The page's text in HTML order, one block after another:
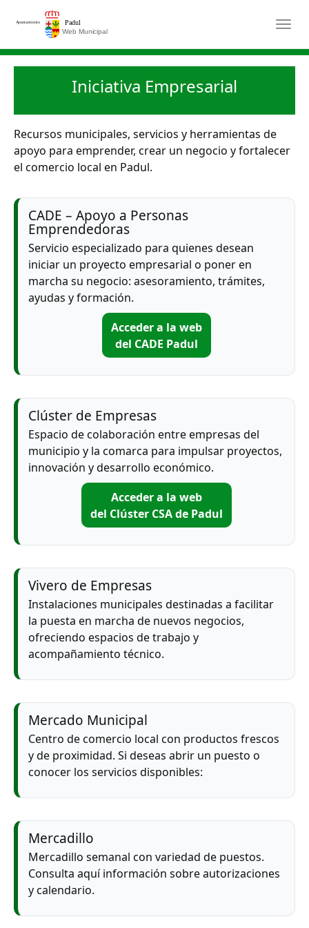
Saltar al contenido principal
Iniciativa Empresarial
Recursos municipales, servicios y herramientas de
apoyo para emprender, crear un negocio y fortalecer
el comercio local en Padul.
CADE – Apoyo a Personas
Emprendedoras
Servicio especializado para quienes desean
iniciar un proyecto empresarial o poner en
marcha su negocio: asesoramiento, trámites,
ayudas y formación.
Acceder a la web
del CADE Padul
Clúster de Empresas
Espacio de colaboración entre empresas del
municipio y la comarca para impulsar proyectos,
innovación y desarrollo económico.
Acceder a la web
del Clúster CSA de Padul
Vivero de Empresas
Instalaciones municipales destinadas a facilitar
la puesta en marcha de nuevos negocios,
ofreciendo espacios de trabajo y
acompañamiento técnico.
Mercado Municipal
Centro de comercio local con productos frescos
y de proximidad. Si deseas abrir un puesto o
conocer los servicios disponibles:
Mercadillo
Mercadillo semanal con variedad de puestos.
Consulta aquí información sobre autorizaciones
y calendario.